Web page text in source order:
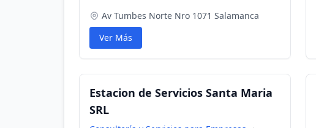
Av Tumbes Norte Nro 1071 Salamanca
Ver Más
Estacion de Servicios Santa Maria
SRL